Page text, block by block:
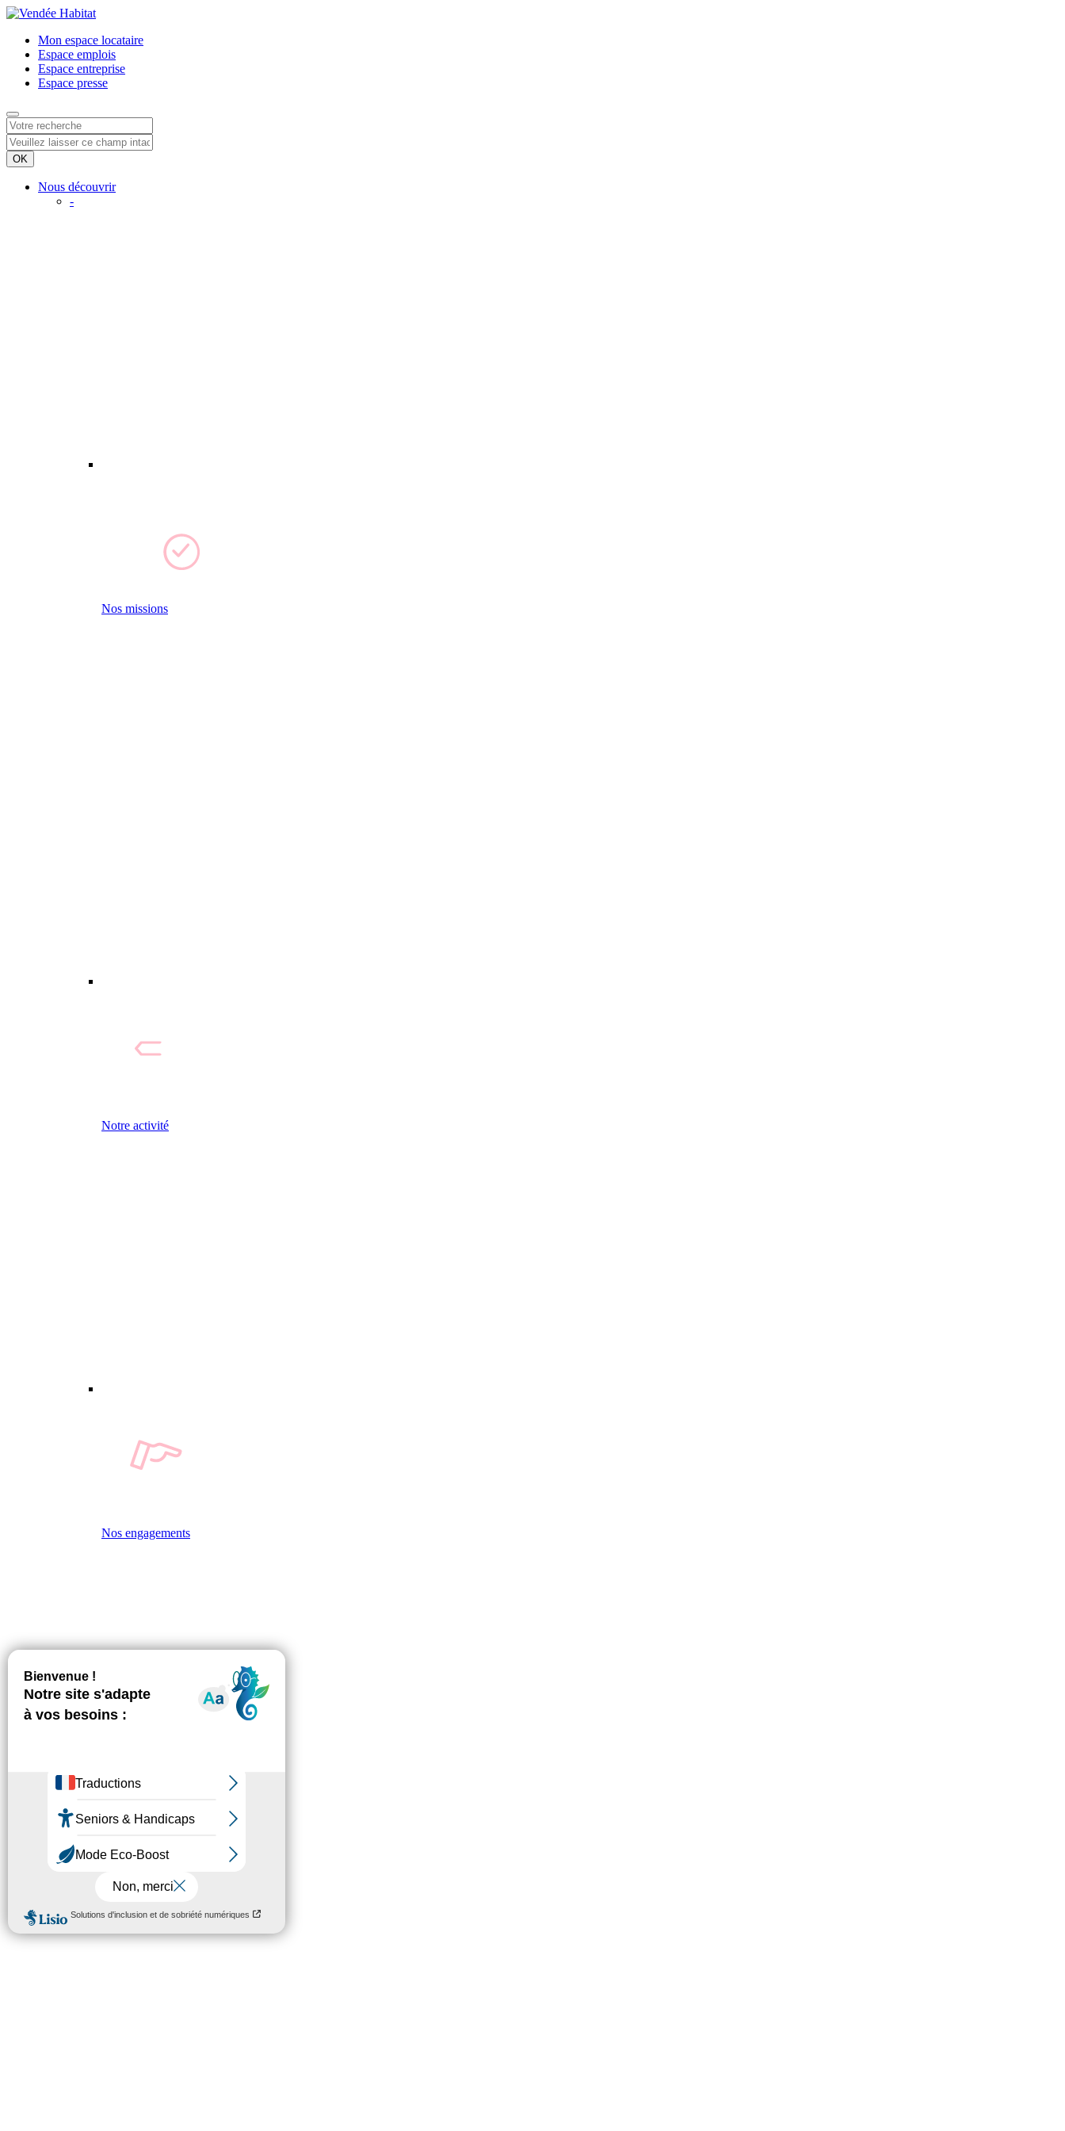
Mon espace locataire
Espace emplois
Espace entreprise
Espace presse
Nous découvrir
-
Nos missions
Notre activité
Nos engagements